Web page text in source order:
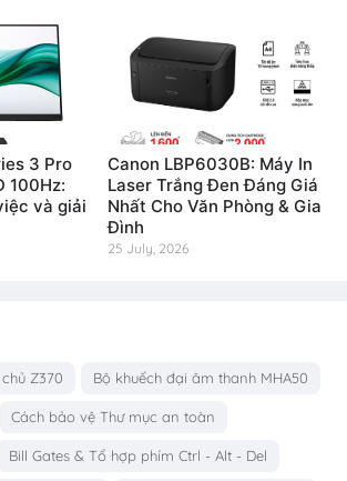
3 Pro
100Hz:
và giải
Canon LBP6030B: Máy In
Laser Trắng Đen Đáng Giá
Nhất Cho Văn Phòng & Gia
Đình
25 July, 2026
Z370 Bộ khuếch đại âm thanh MHA50
Cách bảo vệ Thư mục an toàn
Bill Gates & Tổ hợp phím Ctrl - Alt - Del